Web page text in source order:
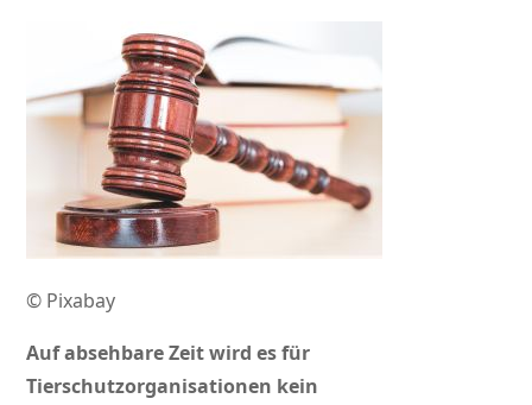
© Pixabay
Auf absehbare Zeit wird es für
Tierschutzorganisationen kein